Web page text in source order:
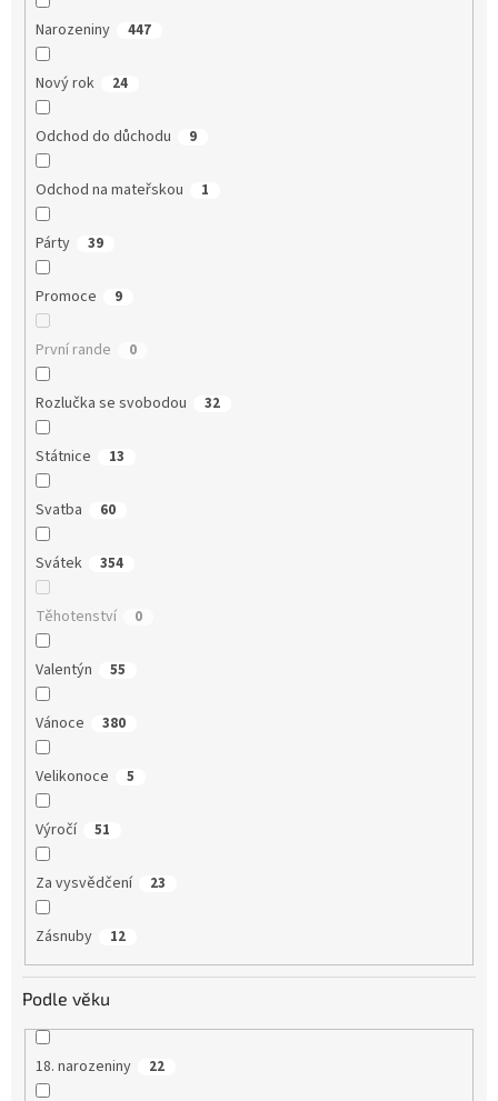
Narozeniny 447
Nový rok 24
Odchod do důchodu 9
Odchod na mateřskou 1
Párty 39
Promoce 9
První rande 0
Rozlučka se svobodou 32
Státnice 13
Svatba 60
Svátek 354
Těhotenství 0
Valentýn 55
Vánoce 380
Velikonoce 5
Výročí 51
Za vysvědčení 23
Zásnuby 12
Podle věku
18. narozeniny 22